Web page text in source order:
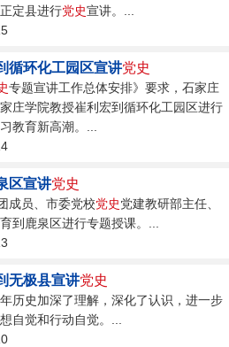
定县进行党史宣讲。...
循环化工园区宣讲党史
专题宣讲工作总体安排》要求，石家庄
庄学院教授崔利宏到循环化工园区进行
教育新高潮。...
区宣讲党史
成员、市委党校党史党建教研部主任、
到鹿泉区进行专题授课。...
无极县宣讲党史
历史加深了理解，深化了认识，进一步
自觉和行动自觉。...